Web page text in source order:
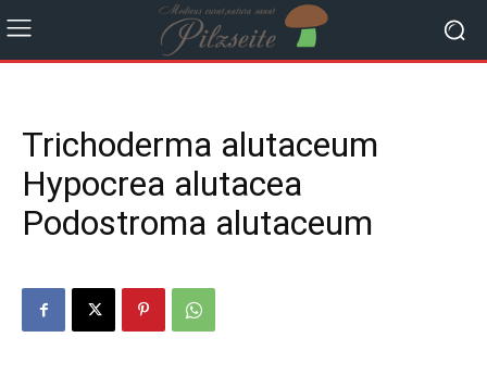
Trichoderma alutaceum
Hypocrea alutacea
Podostroma alutaceum